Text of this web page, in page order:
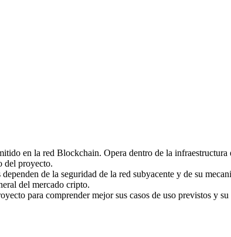
en la red Blockchain. Opera dentro de la
del proyecto.
de la seguridad de la red subyacente y de su
del mercado cripto.
para comprender mejor sus casos de uso previstos y